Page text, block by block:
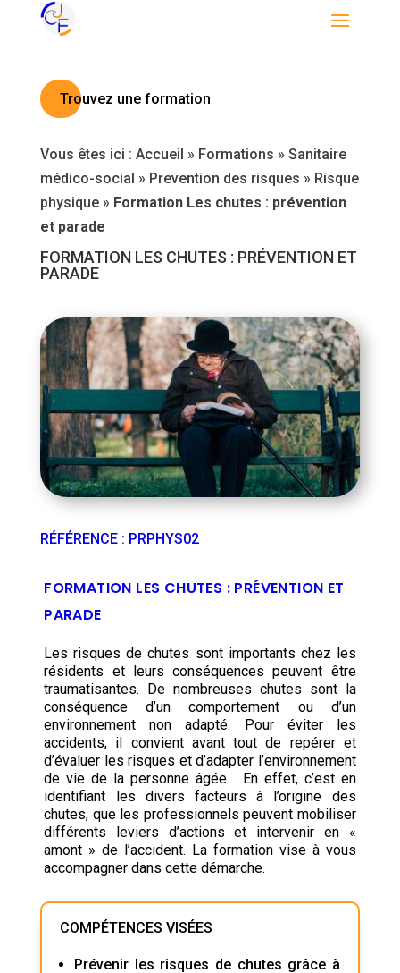
Trouvez une formation
Vous êtes ici : Accueil » Formations » Sanitaire
médico-social » Prevention des risques » Risque
physique» Formation Les chutes : prévention
et parade
FORMATION LES CHUTES : PRÉVENTION ET
PARADE
RÉFÉRENCE: PRPHYS02
FORMATION LES CHUTES : PRÉVENTION ET
PARADE
Les risques de chutes sont importants chez les
résidents et leurs conséquences peuvent être
traumatisantes. De nombreuses chutes sont la
conséquence d’un comportement ou d’un
environnement non adapté. Pour éviter les
accidents, il convient avant tout de repérer et
d’évaluer les risques et d’adapter l’environnement
de vie de la personne âgée. En effet, c’est en
identifiant les divers facteurs à l’origine des
chutes, que les professionnels peuvent mobiliser
différents leviers d’actions et intervenir en «
amont » de l’accident. La formation vise à vous
accompagner dans cette démarche.
COMPÉTENCES VISÉES
Prévenir les risques de chutes grâce à